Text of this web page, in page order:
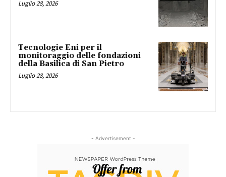
Luglio 28, 2026
Tecnologie Eni per il
monitoraggio delle fondazioni
della Basilica di San Pietro
Luglio 28, 2026
- Advertisement -